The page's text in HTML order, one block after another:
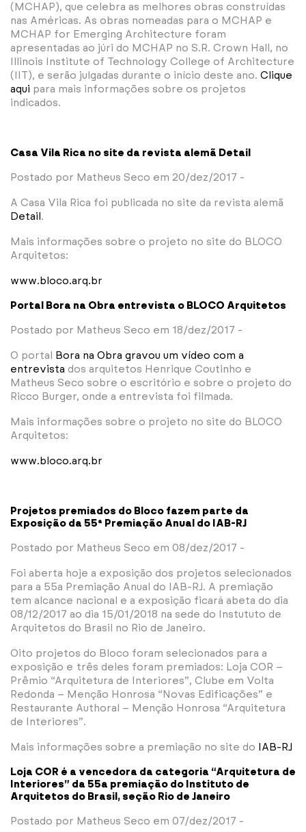
(MCHAP), que celebra as melhores obras construídas
nas Américas. As obras nomeadas para o MCHAP e
MCHAP for Emerging Architecture foram
apresentadas ao júri do MCHAP no S.R. Crown Hall, no
Illinois Institute of Technology College of Architecture
(IIT), e serão julgadas durante o início deste ano. Clique
aqui para mais informações sobre os projetos
indicados.
Casa Vila Rica no site da revista alemã Detail
Postado por Matheus Seco em 20/dez/2017 -
A Casa Vila Rica foi publicada no site da revista alemã
Detail.
Mais informações sobre o projeto no site do BLOCO
Arquitetos:
www.bloco.arq.br
Portal Bora na Obra entrevista o BLOCO Arquitetos
Postado por Matheus Seco em 18/dez/2017 -
O portal Bora na Obra gravou um vídeo com a
entrevista dos arquitetos Henrique Coutinho e
Matheus Seco sobre o escritório e sobre o projeto do
Ricco Burger, onde a entrevista foi filmada.
Mais informações sobre o projeto no site do BLOCO
Arquitetos:
www.bloco.arq.br
Projetos premiados do Bloco fazem parte da
Exposição da 55ª Premiação Anual do IAB-RJ
Postado por Matheus Seco em 08/dez/2017 -
Foi aberta hoje a exposição dos projetos selecionados
para a 55a Premiação Anual do IAB-RJ. A premiação
tem alcance nacional e a exposição ficará abeta do dia
08/12/2017 ao dia 15/01/2018 na sede do Instututo de
Arquitetos do Brasil no Rio de Janeiro.
Oito projetos do Bloco foram selecionados para a
exposição e três deles foram premiados: Loja COR –
Prêmio “Arquitetura de Interiores”, Clube em Volta
Redonda – Menção Honrosa “Novas Edificações” e
Restaurante Authoral – Menção Honrosa “Arquitetura
de Interiores”.
Mais informações sobre a premiação no site do IAB-RJ
Loja COR é a vencedora da categoria “Arquitetura de
Interiores” da 55a premiação do Instituto de
Arquitetos do Brasil, seção Rio de Janeiro
Postado por Matheus Seco em 07/dez/2017 -